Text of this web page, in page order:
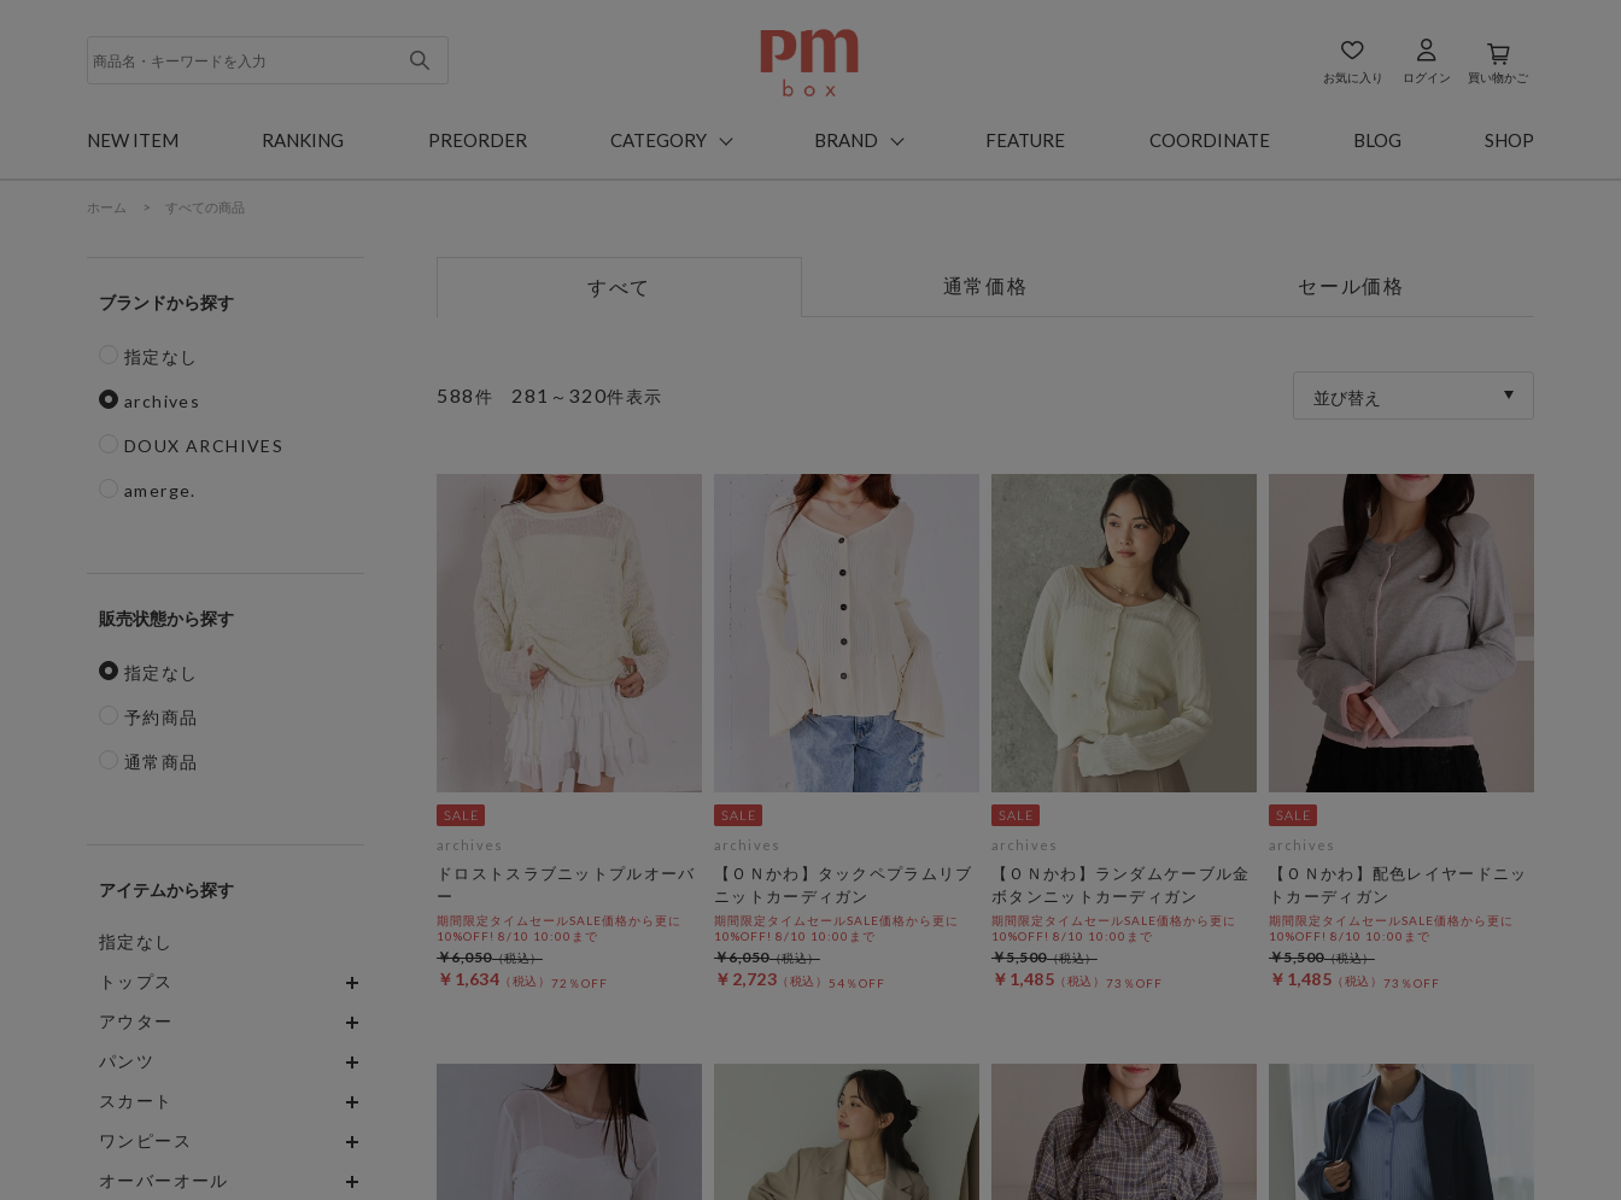
お気に入り ログイン 買い物かご
NEW ITEM RANKING PREORDER CATEGORY BRAND FEATURE COORDINATE BLOG SHOP
ホーム > すべての商品
ブランド
指定なし
archives
DOUX ARCHIVES
amerge.
販売状態
指定なし
予約商品
通常商品
アイテム
指定なし
トップス
アウター
パンツ
スカート
ワンピース
オーバーオール
すべて 通常価格 セール価格
588件 281 ～ 320件表示 並び替え
archives
ドロストスラブニットプルオーバ
ー
期間限定タイムセールSALE価格から更に
10%OFF! 8/10 10:00まで
￥1,634 72％OFF
￥6,050
archives
【ＯＮかわ】タックペプラムリブ
ニットカーディガン
期間限定タイムセールSALE価格から更に
10%OFF! 8/10 10:00まで
￥2,723 54％OFF
￥6,050
archives
【ＯＮかわ】ランダムケーブル金
ボタンニットカーディガン
期間限定タイムセールSALE価格から更に
10%OFF! 8/10 10:00まで
￥1,485 73％OFF
￥5,500
archives
【ＯＮかわ】配色レイヤードニッ
トカーディガン
期間限定タイムセールSALE価格から更に
10%OFF! 8/10 10:00まで
￥1,485 73％OFF
￥5,500